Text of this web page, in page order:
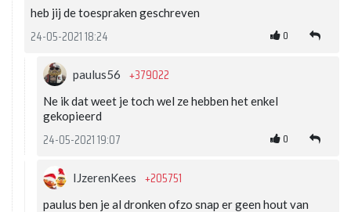
heb jij de toespraken geschreven
24-05-2021 18:24 0
paulus56 +379022
Ne ik dat weet je toch wel ze hebben het enkel
gekopieerd
24-05-2021 19:07 0
IJzerenKees +205751
paulus ben je al dronken ofzo snap er geen hout van